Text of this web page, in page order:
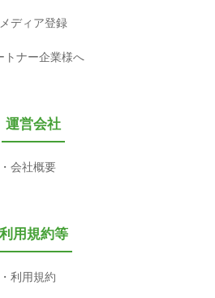
メディア登録
トナー企業様へ
運営会社
会社概要
利用規約等
利用規約